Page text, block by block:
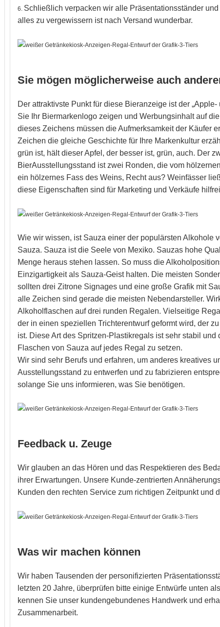
6. Schließlich verpacken wir alle Präsentationsständer
alles zu vergewissern ist nach Versand wunderbar.
Sie mögen möglicherweise auch
Der attraktivste Punkt für diese Bieranzeige ist der
Sie Ihr Biermarkenlogo zeigen und Werbungsinhalt auf
dieses Zeichens müssen die Aufmerksamkeit der Käufer
Zeichen die gleiche Geschichte für Ihre Markenkultur
grün ist, hält dieser Apfel, der besser ist, grün, auch. Der
BierAusstellungsstand ist zwei Ronden, die vom
ein hölzernes Fass des Weins, Recht aus? Weinfässer
diese Eigenschaften sind für Marketing und Verkäufe
Wie wir wissen, ist Sauza einer der populärsten Alkohole
Sauza. Sauza ist die Seele von Mexiko. Sauzas hohe
Menge heraus stehen lassen. So muss die
Einzigartigkeit als Sauza-Geist halten. Die meisten
sollten drei Zitrone Signages und eine große Grafik mit
alle Zeichen sind gerade die meisten Nebendarsteller.
Alkoholflaschen auf drei runden Regalen. Vielseitige
der in einen speziellen Trichterentwurf geformt wird, der
ist. Diese Art des Spritzen-Plastikregals ist sehr stabil und
Flaschen von Sauza auf jedes Regal zu setzen.
Wir sind sehr Berufs und erfahren, um anderes kreatives
Ausstellungsstand zu entwerfen und zu fabrizieren
solange Sie uns informieren, was Sie benötigen.
Feedback u. Zeuge
Wir glauben an das Hören und das Respektieren des
ihrer Erwartungen. Unsere Kunde-zentrierten
Kunden den rechten Service zum richtigen Zeitpunkt und
Was wir machen können
Wir haben Tausenden der personifizierten
letzten 20 Jahre, überprüfen bitte einige Entwürfe unten
kennen Sie unser kundengebundenes Handwerk und
Zusammenarbeit.